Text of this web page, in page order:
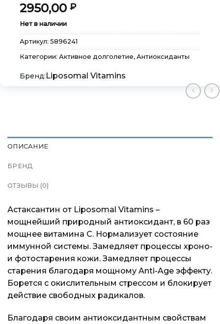
2950,00 ₽
Нет в наличии
Артикул: 5896241
Категории: Активное долголетие, Антиоксиданты
Liposomal Vitamins
ОПИСАНИЕ
БРЕНД
ОТЗЫВЫ (0)
Астаксантин от Liposomal Vitamins –
мощнейший природный антиоксидант, в 60 раз
мощнее витамина С. Нормализует состояние
иммунной системы. Замедляет процессы хроно-
и фотостарения кожи. Замедляет процессы
старения благодаря мощному Anti-Age эффекту.
Борется с окислительным стрессом и блокирует
действие свободных радикалов.
Благодаря своим антиоксидантным свойствам
Меню
Подарочные сертификаты
Магазины
Контакты
Меню
Подарочные сертификаты
Магазины
Контакты
Меню
Подарочные сертификаты
Магазины
Контакты